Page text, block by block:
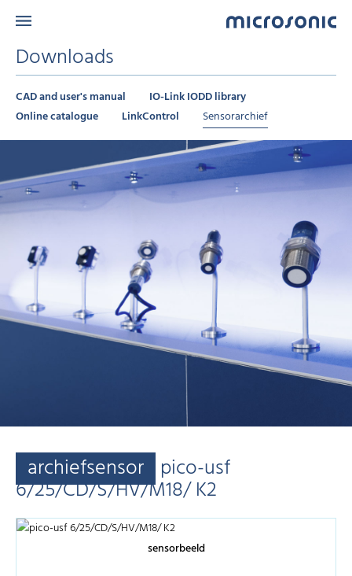
Downloads
CAD and user's manual
IO-Link IODD library
Online catalogue
LinkControl Sensorarchief
archiefsensor pico-usf
6/25/CD/S/HV/M18/ K2
sensorbeeld